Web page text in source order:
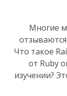
Многие
Что такое
от Ruby
изучении?